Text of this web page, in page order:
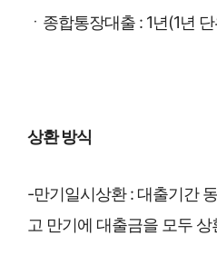
ㆍ종합통장대출 : 1년(1년
상환 방식
-만기일시상환 : 대출기간
고 만기에 대출금을 모두 상